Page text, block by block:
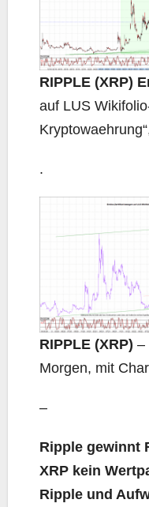
RIPPLE (XRP)
auf LUS
.
RIPPLE (XRP) –
Morgen, mit
–
Ripple gewinnt
XRP kein
Ripple und